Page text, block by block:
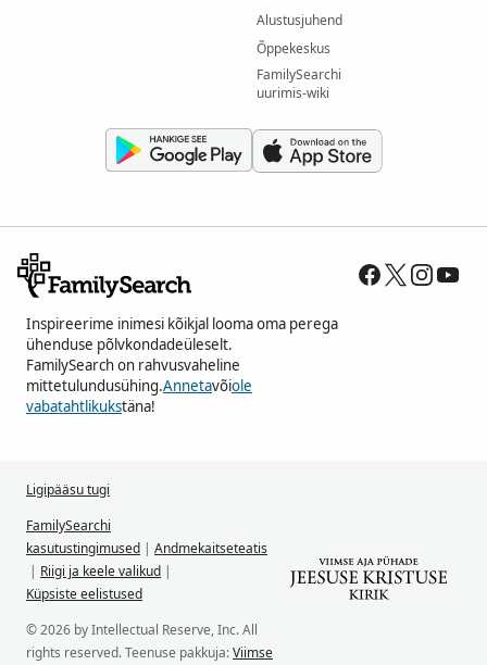
Alustusjuhend
Õppekeskus
FamilySearchi
uurimis-wiki
Inspireerime inimesi kõikjal looma oma perega
ühenduse põlvkondadeüleselt.
FamilySearch on rahvusvaheline
mittetulundusühing.Annetavõiole
vabatahtlikukstäna!
Ligipääsu tugi
FamilySearchi
kasutustingimused | Andmekaitseteatis
| Riigi ja keele valikud |
Küpsiste eelistused
© 2026 by Intellectual Reserve, Inc. All
rights reserved. Teenuse pakkuja:Viimse